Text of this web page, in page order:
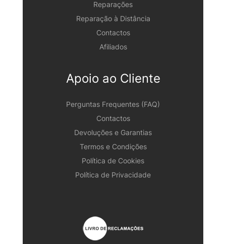
Reparações
Reparação à Distância
Contactos
Afiliados
Apoio ao Cliente
Perguntas Frequentes (FAQ)
Contactos
Devoluções e Garantias
Termos e Condições
Política de Cookies
Política de Privacidade